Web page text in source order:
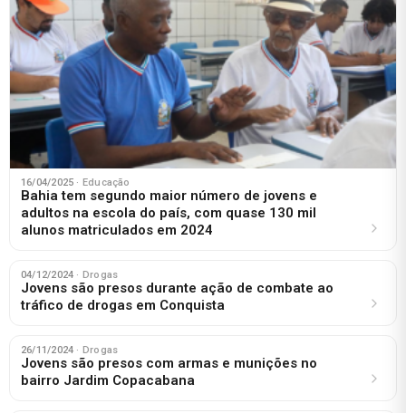
16/04/2025 · Educação
Bahia tem segundo maior número de jovens e
adultos na escola do país, com quase 130 mil
alunos matriculados em 2024
04/12/2024 · Drogas
Jovens são presos durante ação de combate ao
tráfico de drogas em Conquista
26/11/2024 · Drogas
Jovens são presos com armas e munições no
bairro Jardim Copacabana